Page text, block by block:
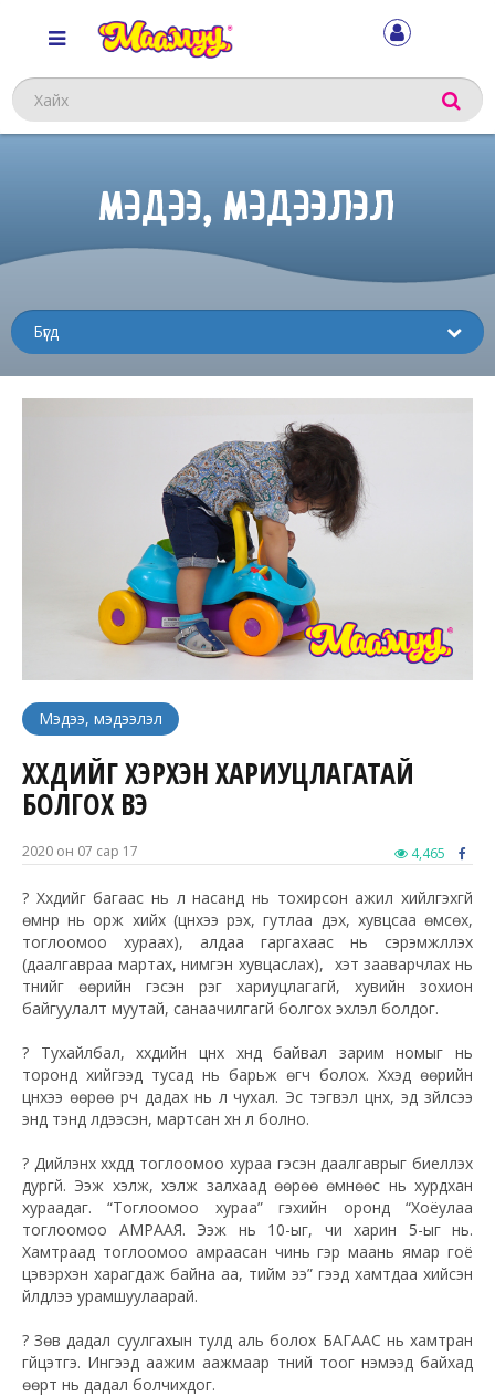
Хайх
МЭДЭЭ, МЭДЭЭЛЭЛ
Мэдээ, мэдээлэл
ХҮҮХДИЙГ ХЭРХЭН ХАРИУЦЛАГАТАЙ
БОЛГОХ ВЭ
2020 он 07 сар 17 4,465
? Хүүхдийг багаас нь л насанд нь тохирсон ажил хийлгэхгүй
өмнүүр нь орж хийх (цүнхээ үүрэх, гутлаа үдэх, хувцсаа өмсөх,
тоглоомоо хураах), алдаа гаргахаас нь сэрэмжлүүлэх
(даалгавраа мартах, нимгэн хувцаслах), хэт зааварчлах нь
түүнийг өөрийн гэсэн үүрэг хариуцлагагүй, хувийн зохион
байгуулалт муутай, санаачилгагүй болгох эхлэл болдог.
? Тухайлбал, хүүхдийн цүнх хүнд байвал зарим номыг нь
торонд хийгээд тусад нь барьж өгч болох. Хүүхэд өөрийн
цүнхээ өөрөө үүрч дадах нь л чухал. Эс тэгвэл цүнх, эд зүйлсээ
энд тэнд үлдээсэн, мартсан хүн л болно.
? Дийлэнх хүүхдүүд тоглоомоо хураа гэсэн даалгаврыг биелүүлэх
дургүй. Ээж хэлж, хэлж залхаад өөрөө өмнөөс нь хурдхан
хураадаг. “Тоглоомоо хураа” гэхийн оронд “Хоёулаа
тоглоомоо АМРААЯ. Ээж нь 10-ыг, чи харин 5-ыг нь.
Хамтраад тоглоомоо амраасан чинь гэр маань ямар гоё
цэвэрхэн харагдаж байна аа, тийм ээ” гээд хамтдаа хийсэн
үйлдлээ урамшуулаарай.
? Зөв дадал суулгахын тулд аль болох БАГААС нь хамтран
гүйцэтгэ. Ингээд аажим аажмаар түүний тоог нэмээд байхад
өөрт нь дадал болчихдог.